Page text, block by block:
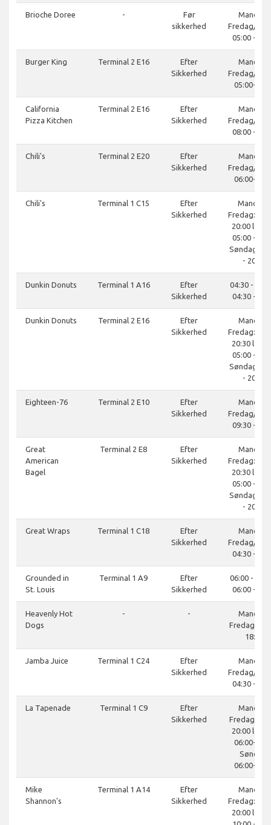
Brioche Doree -
Før
sikkerhed
Mandag-
Fredag/
05:00 -
Burger King Terminal 2 E16
Efter
Sikkerhed
Mandag-
Fredag/
05:00-
California
Pizza Kitchen
Terminal 2 E16
Efter
Sikkerhed
Mandag-
Fredag/
08:00 -
Chili's Terminal 2 E20
Efter
Sikkerhed
Mandag-
Fredag/
06:00-
Chili's Terminal 1 C15
Efter
Sikkerhed
Mandag -
Fredag:
20:00
05:00 -
Søndag:
- 20:00
Dunkin Donuts Terminal 1 A16
Efter
Sikkerhed
04:30 -
04:30 -
Dunkin Donuts Terminal 2 E16
Efter
Sikkerhed
Mandag-
Fredag:
20:30
05:00 -
Søndag:
- 20:30
Eighteen-76 Terminal 2 E10
Efter
Sikkerhed
Mandag-
Fredag/
09:30 -
Great
American
Bagel
Terminal 2 E8
Efter
Sikkerhed
Mandag-
Fredag:
20:30
05:00 -
Søndag:
- 20:30
Great Wraps Terminal 1 C18
Efter
Sikkerhed
Mandag-
Fredag/
04:30 -
Grounded in
St. Louis
Terminal 1 A9
Efter
Sikkerhed
06:00 -
06:00 -
Heavenly Hot
Dogs
- -
Mandag-
Fredag
18:00
Jamba Juice Terminal 1 C24
Efter
Sikkerhed
Mandag-
Fredag/
04:30 -
La Tapenade Terminal 1 C9
Efter
Sikkerhed
Mandag-
Fredag:
20:00
06:00-
Søndag:
06:00-
Mike
Shannon's
Terminal 1 A14
Efter
Sikkerhed
Mandag-
Fredag:
20:00